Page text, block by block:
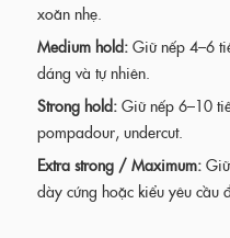
xoăn nhẹ.
Medium hold: Giữ nếp 4–6
dáng và tự nhiên.
Strong hold: Giữ nếp 6–10
pompadour, undercut.
Extra strong / Maximum:
dày cứng hoặc kiểu yêu cầu